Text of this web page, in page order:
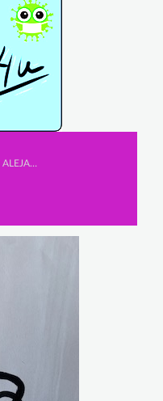
Secundaria, MARÍA LARREA CEREZO, ALEJANDRO ESCRIBANO GONZÁLEZ y ELDA MARTÍNEZ GONZÁLEZ